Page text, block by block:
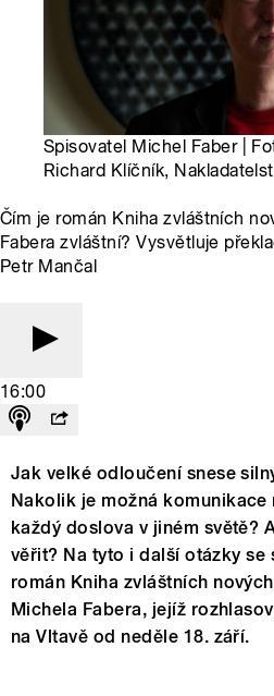
Spisovatel Michel Faber |
Richard Klíčník,
Čím je román Kniha zvláštních
Fabera zvláštní? Vysvětluje
Petr Mančal
16:00
Jak velké odloučení snese
Nakolik je možná
každý doslova v jiném světě?
věřit? Na tyto i další otázky
román Kniha zvláštních
Michela Fabera, jejíž
na Vltavě od neděle 18. září.